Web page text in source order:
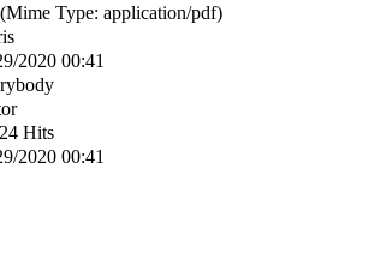
Type: application/pdf)
2020 00:41
Hits
2020 00:41